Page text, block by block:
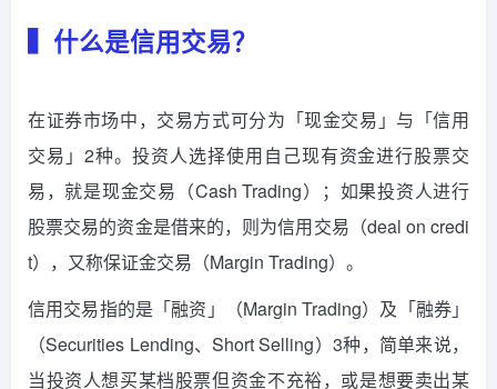
▍什么是信用交易？
在证券市场中，交易方式可分为「现金交易」与「信用
交易」2种。投资人选择使用自己现有资金进行股票交
易，就是现金交易（Cash Trading）；如果投资人进行
股票交易的资金是借来的，则为信用交易（deal on credi
t），又称保证金交易（Margin Trading）。
信用交易指的是「融资」（Margin Trading）及「融券」
（Securities Lending、Short Selling）3种，简单来说，
当投资人想买某档股票但资金不充裕，或是想要卖出某